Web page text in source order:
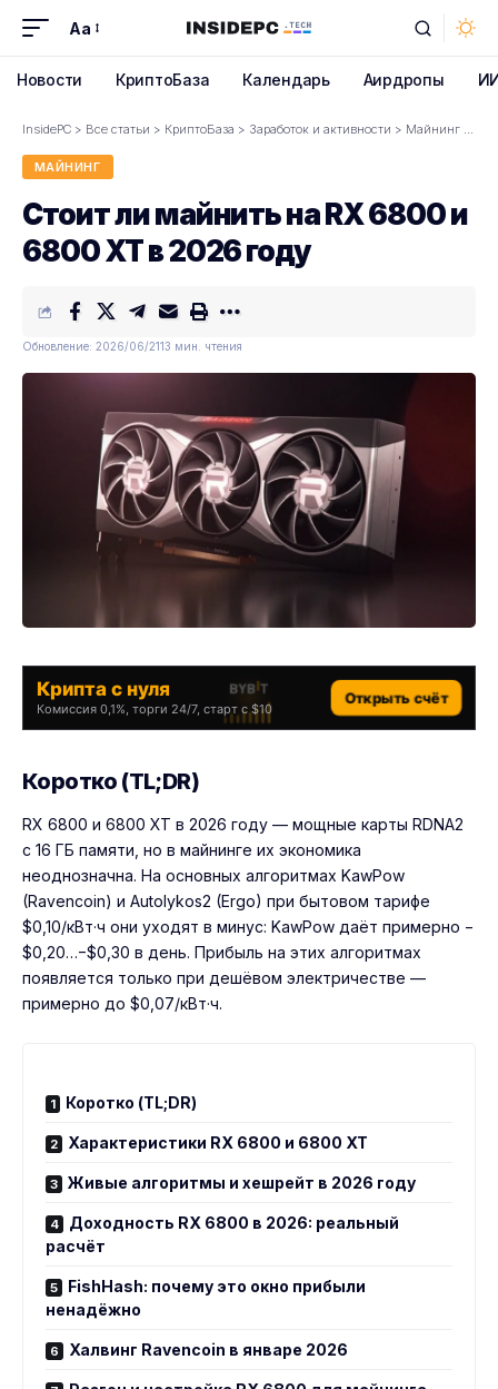
Font
Aa
Новости КриптоБаза Календарь Аирдропы
InsidePC > Все статьи > КриптоБаза > Заработок и активности > Майнинг
МАЙНИНГ
Стоит ли майнить на RX 6800 и
6800 XT в 2026 году
Обновление: 2026/06/2113 мин. чтения
Крипта с нуля
Комиссия 0,1%, торги 24/7, старт с $10
Открыть счёт
Коротко (TL;DR)
RX 6800 и 6800 XT в 2026 году — мощные карты RDNA2
с 16 ГБ памяти, но в майнинге их экономика
неоднозначна. На основных алгоритмах KawPow
(Ravencoin) и Autolykos2 (Ergo) при бытовом тарифе
$0,10/кВт·ч они уходят в минус: KawPow даёт примерно −
$0,20…−$0,30 в день. Прибыль на этих алгоритмах
появляется только при дешёвом электричестве —
примерно до $0,07/кВт·ч.
Коротко (TL;DR)
Характеристики RX 6800 и 6800 XT
Живые алгоритмы и хешрейт в 2026 году
Доходность RX 6800 в 2026: реальный
расчёт
FishHash: почему это окно прибыли
ненадёжно
Халвинг Ravencoin в январе 2026